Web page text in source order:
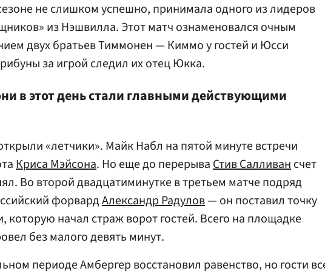
не слишком успешно, принимала одного из лидеров
из Нэшвилла. Этот матч ознаменовался очным
двух братьев Тиммонен — Киммо у гостей и Юсси
за игрой следил их отец Юкка.
в этот день стали главными действующими
«летчики». Майк Набл на пятой минуте встречи
Криса Мэйсона. Но еще до перерываСтив Салливансчет
Во второй двадцатиминутке в третьем матче подряд
форвардАлександр Радулов— он поставил точку
которую начал страж ворот гостей. Всего на площадке
без малого девять минут.
периоде Амбергер восстановил равенство, но гости